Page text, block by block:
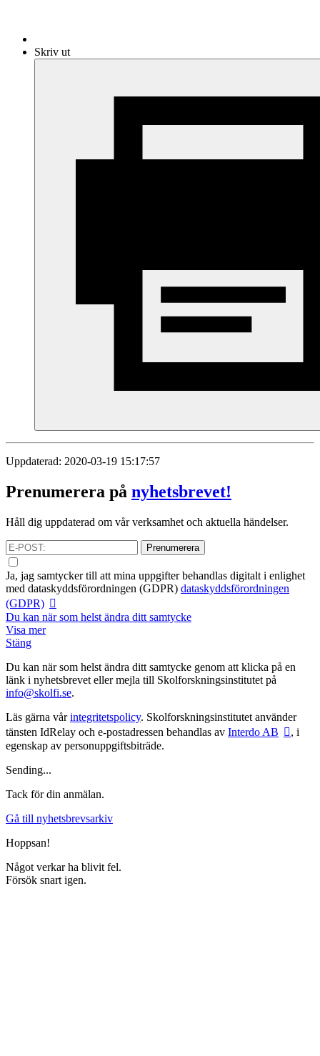
Skriv ut
Uppdaterad: 2020-03-19 15:17:57
Prenumerera på nyhetsbrevet!
Håll dig uppdaterad om vår verksamhet och aktuella händelser.
Prenumerera
Ja, jag samtycker till att mina uppgifter behandlas digitalt i enlighet
med dataskyddsförordningen (GDPR) dataskyddsförordningen
(GDPR)
Du kan när som helst ändra ditt samtycke
Visa mer
Stäng
Du kan när som helst ändra ditt samtycke genom att klicka på en
länk i nyhetsbrevet eller mejla till Skolforskningsinstitutet på
info@skolfi.se.
Läs gärna vårintegritetspolicy. Skolforskningsinstitutet använder
tänsten IdRelay och e-postadressen behandlas av Interdo AB
, i
egenskap av personuppgiftsbiträde.
Sending...
Tack för din anmälan.
Gå till nyhetsbrevsarkiv
Hoppsan!
Något verkar ha blivit fel.
Försök snart igen.